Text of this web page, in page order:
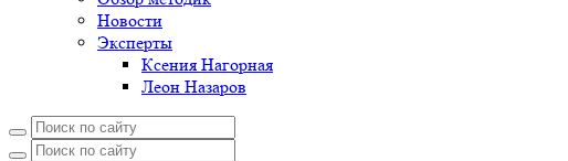
Новости
Эксперты
Ксения Нагорная
Леон Назаров